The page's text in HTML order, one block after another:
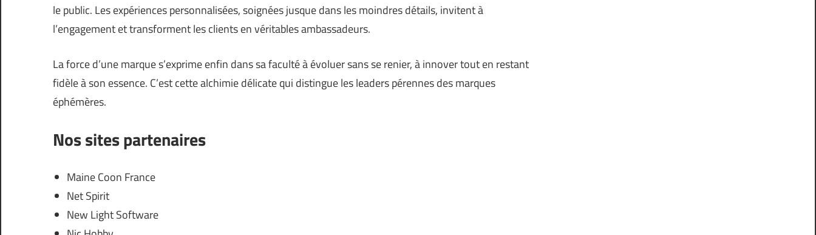
le public. Les expériences personnalisées, soignées jusque dans les moindres détails, invitent à
l’engagement et transforment les clients en véritables ambassadeurs.
La force d’une marque s’exprime enfin dans sa faculté à évoluer sans se renier, à innover tout en restant
fidèle à son essence. C’est cette alchimie délicate qui distingue les leaders pérennes des marques
éphémères.
Nos sites partenaires
Maine Coon France
Net Spirit
New Light Software